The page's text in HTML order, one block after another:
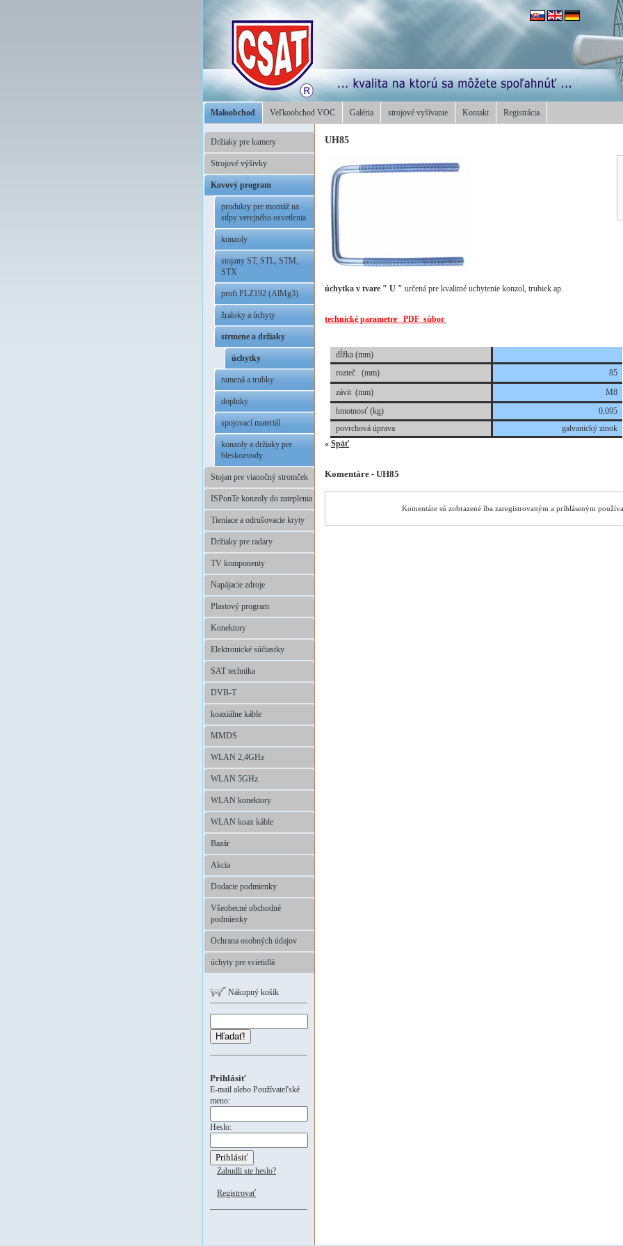
Maloobchod Veľkoobchod VOC Galéria strojové vyšívanie Kontakt Registrácia
Držiaky pre kamery
Strojové výšivky
Kovový program
produkty pre montáž na
stĺpy verejného osvetlenia
konzoly
stojany ST, STL, STM,
STX
profi PLZ192 (AlMg3)
žraloky a úchyty
strmene a držiaky
úchytky
ramená a trubky
doplnky
spojovací materiál
konzoly a držiaky pre
bleskozvody
Stojan pre vianočný stromček
ISPonTe konzoly do zateplenia
Tieniace a odrušovacie kryty
Držiaky pre radary
TV komponenty
Napájacie zdroje
Plastový program
Konektory
Elektronické súčiastky
SAT technika
DVB-T
koaxiálne káble
MMDS
WLAN 2,4GHz
WLAN 5GHz
WLAN konektory
WLAN koax káble
Bazár
Akcia
Dodacie podmienky
Všeobecné obchodné
podmienky
Ochrana osobných údajov
úchyty pre svietidlá
Nákupný košík
Hľadať!
Prihlásiť
E-mail alebo Používateľské
meno:
Heslo:
Zabudli ste heslo?
Registrovať
UH85
úchytka v tvare " U " určená pre kvalitné uchytenie konzol, trubiek ap.
technické parametre PDF súbor
dĺžka (mm)
rozteč (mm)
85
závit (mm)
M8
hmotnosť (kg)
0,095
povrchová úprava
galvanický zinok
« Späť
Komentáre - UH85
Komentáre sú zobrazené iba zaregistrovaným a prihláseným